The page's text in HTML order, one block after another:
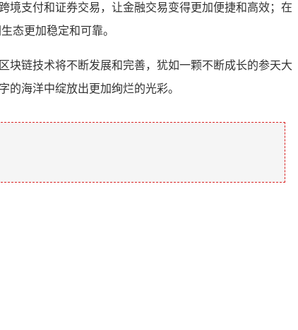
境支付和证券交易，让金融交易变得更加便捷和高效；在
态更加稳定和可靠。
块链技术将不断发展和完善，犹如一颗不断成长的参天大
海洋中绽放出更加绚烂的光彩。